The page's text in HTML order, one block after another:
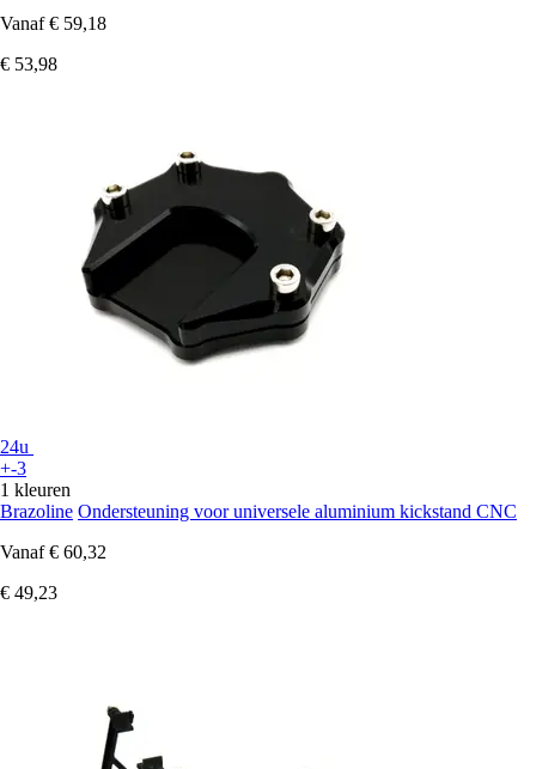
Vanaf € 59,18
€ 53,98
24u
+-3
1 kleuren
Brazoline Ondersteuning voor universele aluminium kickstand CNC
Vanaf € 60,32
€ 49,23